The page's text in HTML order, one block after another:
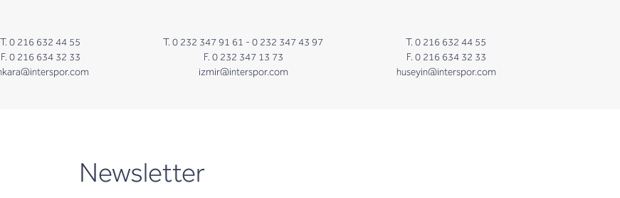
T. 0 216 632 44 55
F. 0 216 634 32 33
T. 0 232 347 91 61 - 0 232 347 43 97
F. 0 232 347 13 73
izmir@interspor.com
T. 0 216 632 44 55
F. 0 216 634 32 33
huseyin@interspor.com
Newsletter
newsletter